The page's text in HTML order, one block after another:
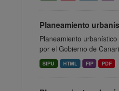
Planeamiento
Planeamiento
por el Gobierno de
SIPU HTML FIP PDF